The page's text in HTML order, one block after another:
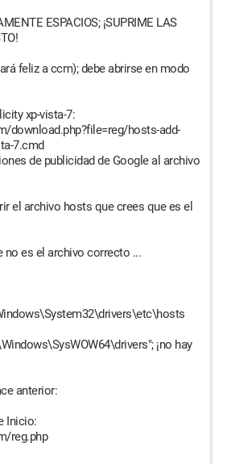
ESPACIOS; ¡SUPRIME LAS
feliz a ccm); debe abrirse en modo
xp-vista-7:
download.php?file=reg/hosts-add-
7.cmd
de publicidad de Google al archivo
el archivo hosts que crees que es el
no es el archivo correcto ...
¡no hay
anterior:
Inicio:
reg.php